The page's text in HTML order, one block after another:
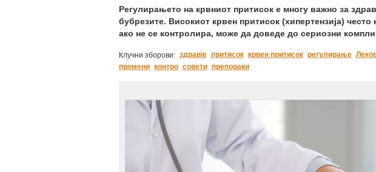
Регулирањето на крвниот притисок е многу важно за
бубрезите. Високиот крвен притисок (хипертензија)
ако не се контролира, може да доведе до сериозни
Клучни зборови: здравје притисок крвен притисок регулирање
промени контро совети препораки